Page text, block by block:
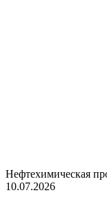
Нефтехимическая
10.07.2026